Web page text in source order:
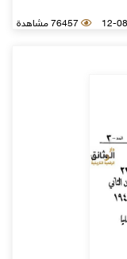
76457 مشاهدة